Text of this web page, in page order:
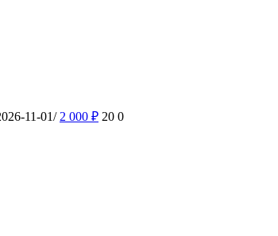
11-01/ 2 000 ₽ 20 0